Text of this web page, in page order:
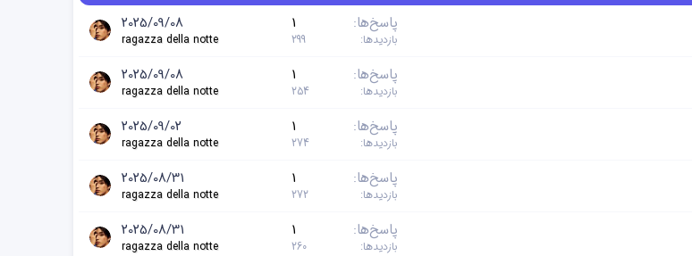
پاسخ‌ها 1
بازدیدها 299
2025/09/08
ragazza della notte
پاسخ‌ها 1
بازدیدها 254
2025/09/08
ragazza della notte
پاسخ‌ها 1
بازدیدها 274
2025/09/02
ragazza della notte
پاسخ‌ها 1
بازدیدها 272
2025/08/31
ragazza della notte
پاسخ‌ها 1
بازدیدها 260
2025/08/31
ragazza della notte